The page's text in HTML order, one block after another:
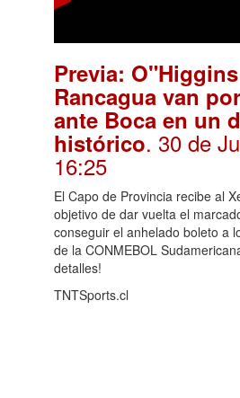
Previa:
Rancagua van
ante Boca en un
histórico. 30 de
16:25
El Capo de Provincia recibe al
objetivo de dar vuelta el
conseguir el anhelado boleto a
de la CONMEBOL
detalles!
TNTSports.cl